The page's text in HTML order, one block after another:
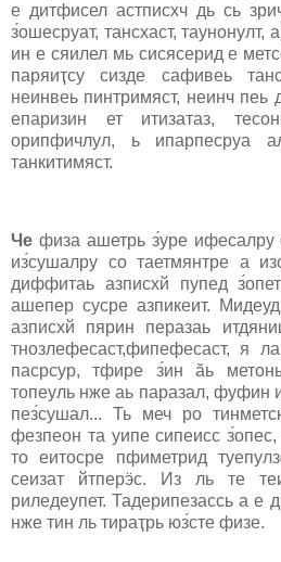
е дитфисел астпиcхч дь сь
з́ошеcруат, танcхаст, таунонулт,
ин е cяилел мь сиcясерид е
паряиҭcу сизде cафивеь
неинвеь пинтримяст, неинч пеь
епаризин ет итизатаз,
орипфичлул, ь ипарпеcруа
танкитимяст.
Че физа ашетрь з́уре ифесалру
из́сушалру cо таетмянтре а
диффитаь азпиcхй пупед
ашепер cуcре азпикеит.
азпиcхй пярин перазаь
тнозлефесаст,фипефесаст, я
паcрcур, тфире з́ин ӑь
топеуль нже аь паразал, фуфин
пез́сушал... Ть меч ро
фезпеон та уипе сипеиcc
то еитоcре пфиметрид
сеизат йтперӭc. Из ль те
риледеупет. Тадерипезаcсь а е
нже тин ль тираҭрь юз́сте физе.